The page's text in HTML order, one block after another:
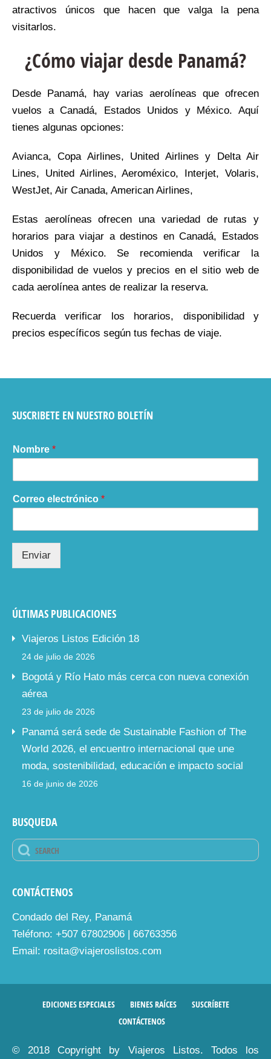
atractivos únicos que hacen que valga la pena
visitarlos.
¿Cómo viajar desde Panamá?
Desde Panamá, hay varias aerolíneas que ofrecen
vuelos a Canadá, Estados Unidos y México. Aquí
tienes algunas opciones:
Avianca, Copa Airlines, United Airlines y Delta Air
Lines, United Airlines, Aeroméxico, Interjet, Volaris,
WestJet, Air Canada, American Airlines,
Estas aerolíneas ofrecen una variedad de rutas y
horarios para viajar a destinos en Canadá, Estados
Unidos y México. Se recomienda verificar la
disponibilidad de vuelos y precios en el sitio web de
cada aerolínea antes de realizar la reserva.
Recuerda verificar los horarios, disponibilidad y
precios específicos según tus fechas de viaje.
SUSCRIBETE EN NUESTRO BOLETÍN
Nombre *
Correo electrónico *
Enviar
ÚLTIMAS PUBLICACIONES
Viajeros Listos Edición 18
24 de julio de 2026
Bogotá y Río Hato más cerca con nueva conexión
aérea
23 de julio de 2026
Panamá será sede de Sustainable Fashion of The
World 2026, el encuentro internacional que une
moda, sostenibilidad, educación e impacto social
16 de junio de 2026
BUSQUEDA
CONTÁCTENOS
Condado del Rey, Panamá
Teléfono: +507 67802906 | 66763356
Email: rosita@viajeroslistos.com
EDICIONES ESPECIALES BIENES RAÍCES
SUSCRÍBETE
CONTÁCTENOS
© 2018 Copyright by Viajeros Listos. Todos los